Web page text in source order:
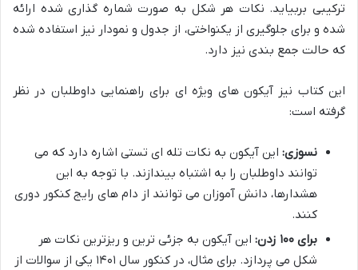
ترکیبی بربیاید. نکات هر شکل به صورت شماره گذاری شده ارائه
شده و برای جلوگیری از یکنواختی، از جدول و نمودار نیز استفاده شده
که حالت جمع بندی نیز دارد.
این کتاب نیز آیکون های ویژه ای برای راهنمایی داوطلبان در نظر
گرفته است:
نسوزی: این آیکون به نکات تله ای تستی اشاره دارد که می
توانند داوطلبان را به اشتباه بیندازند. با توجه به این
هشدارها، دانش آموزان می توانند از دام های رایج کنکور دوری
کنند.
برای ۱۰۰ زدن:
این آیکون به جزئی ترین و ریزترین نکات هر
شکل می پردازد. برای مثال، در کنکور سال ۱۴۰۱ یکی از سوالات از